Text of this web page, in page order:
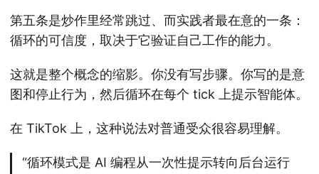
第五条是炒作里经常跳过、而实践者最在意的一条：
循环的可信度，取决于它验证自己工作的能力。
这就是整个概念的缩影。你没有写步骤。你写的是意
图和停止行为，然后循环在每个 tick 上提示智能体。
在 TikTok 上，这种说法对普通受众很容易理解。
“循环模式是 AI 编程从一次性提示转向后台运行